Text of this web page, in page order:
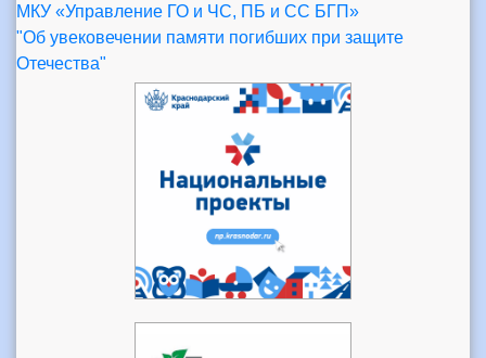
МКУ «Управление ГО и ЧС, ПБ и СС БГП»
"Об увековечении памяти погибших при защите
Отечества"